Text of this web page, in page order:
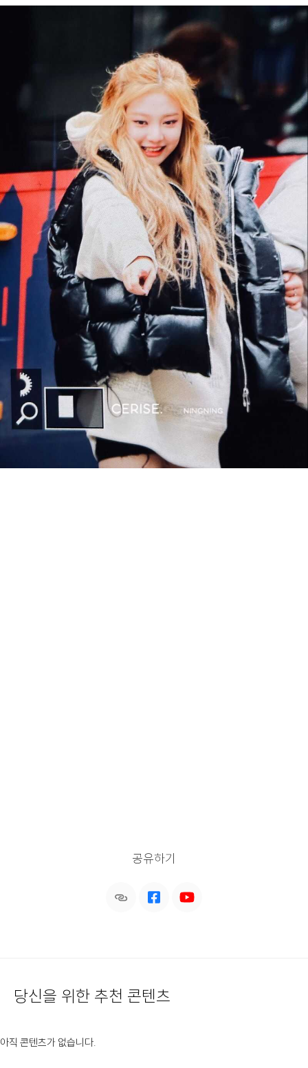
공유하기
당신을 위한 추천 콘텐츠
아직 콘텐츠가 없습니다.